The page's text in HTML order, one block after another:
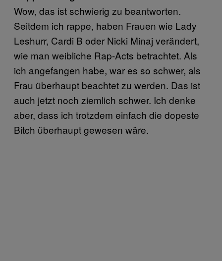
Wow, das ist schwierig zu beantworten.
Seitdem ich rappe, haben Frauen wie Lady
Leshurr, Cardi B oder Nicki Minaj verändert,
wie man weibliche Rap-Acts betrachtet. Als
ich angefangen habe, war es so schwer, als
Frau überhaupt beachtet zu werden. Das ist
auch jetzt noch ziemlich schwer. Ich denke
aber, dass ich trotzdem einfach die dopeste
Bitch überhaupt gewesen wäre.